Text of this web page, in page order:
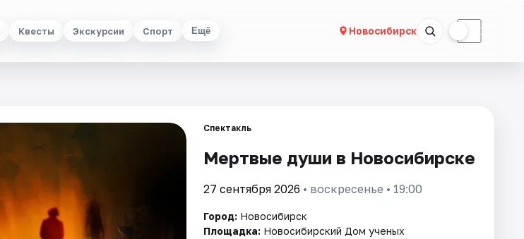
Квесты Экскурсии Спорт Ещё Новосибирск ☾
Спектакль
Мертвые души в Новосибирске
27 сентября 2026 • воскресенье • 19:00
Город: Новосибирск
Площадка: Новосибирский Дом ученых